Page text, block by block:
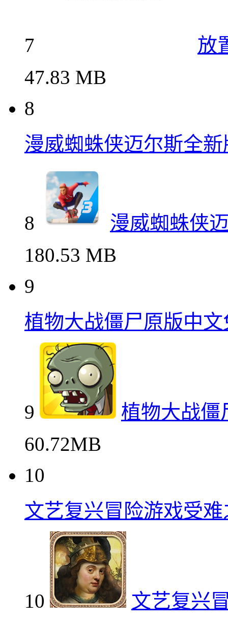
7
放
47.83 MB
8
漫威蜘蛛侠迈尔斯全
8
漫威蜘蛛侠
180.53 MB
9
植物大战僵尸原版中
9
植物大战僵
60.72MB
10
文艺复兴冒险游戏受
10
文艺复兴